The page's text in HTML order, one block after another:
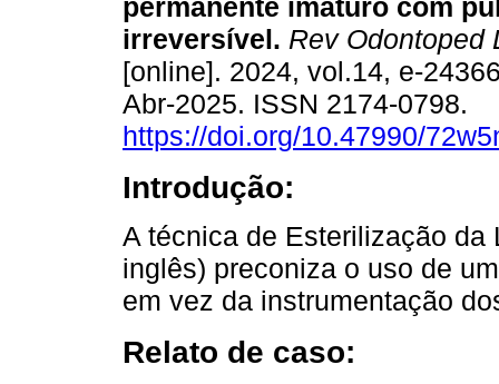
permanente imaturo com
irreversível. Rev Odontoped
[online]. 2024, vol.14, e-
Abr-2025. ISSN 2174-0798.
https://doi.org/10.47990/
Introdução:
A técnica de Esterilização da
inglês) preconiza o uso de
em vez da instrumentação
Relato de caso: